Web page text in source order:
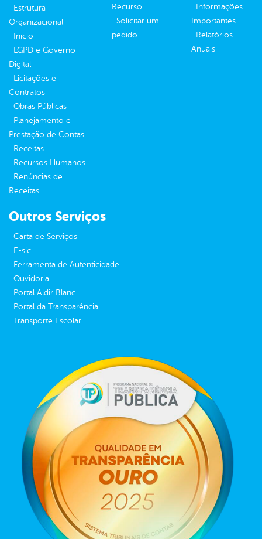
Estrutura
Organizacional
Inicio
LGPD e Governo
Digital
Licitações e
Contratos
Obras Públicas
Planejamento e
Prestação de Contas
Receitas
Recursos Humanos
Renúncias de
Receitas
Recurso
Solicitar um
pedido
Informações
Importantes
Relatórios
Anuais
Outros Serviços
Carta de Serviços
E-sic
Ferramenta de Autenticidade
Ouvidoria
Portal Aldir Blanc
Portal da Transparência
Transporte Escolar